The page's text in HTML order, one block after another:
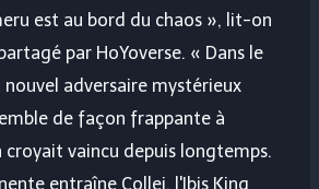
est au bord du chaos », lit-on
par HoYoverse. « Dans le
adversaire mystérieux
de façon frappante à
vaincu depuis longtemps.
entraîne Collei, l'Ibis King